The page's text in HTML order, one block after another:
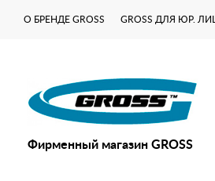
О БРЕНДЕ GROSS GROSS ДЛЯ ЮР. ЛИЦ
Фирменный магазин GROSS